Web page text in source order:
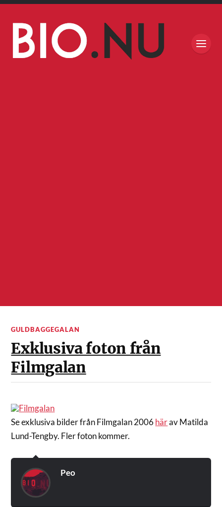
GULDBAGGEGALAN
Exklusiva foton från
Filmgalan
Se exklusiva bilder från Filmgalan 2006 härav Matilda
Lund-Tengby. Fler foton kommer.
Peo